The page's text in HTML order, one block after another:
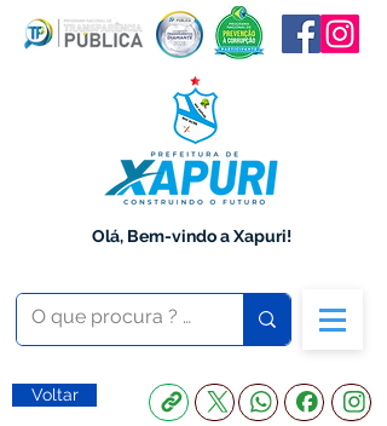
Olá, Bem-vindo a Xapuri!
Voltar